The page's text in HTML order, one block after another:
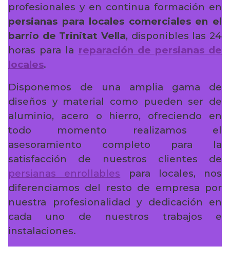
profesionales y en continua formación en
persianas para locales comerciales en el
barrio de Trinitat Vella, disponibles las 24
horas para la reparación de persianas de
locales.
Disponemos de una amplia gama de
diseños y material como pueden ser de
aluminio, acero o hierro, ofreciendo en
todo momento realizamos el
asesoramiento completo para la
satisfacción de nuestros clientes de
persianas enrollables para locales, nos
diferenciamos del resto de empresa por
nuestra profesionalidad y dedicación en
cada uno de nuestros trabajos e
instalaciones.